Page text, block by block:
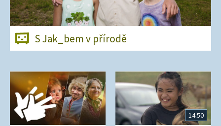
S Jak_bem v přírodě
14:50